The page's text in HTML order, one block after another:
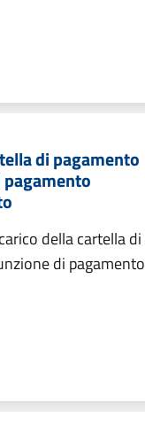
di pagamento
della cartella di
di pagamento